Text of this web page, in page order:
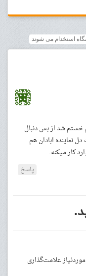
شد از بس دنبال
نماینده ابادان هم
کار میکنه.
پاسخ
علامت‌گذاری